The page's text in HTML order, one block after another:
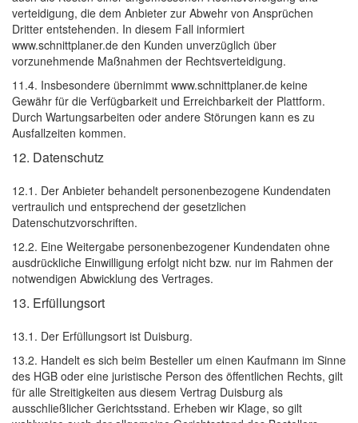
verteidigung, die dem Anbieter zur Abwehr von Ansprüchen
Dritter entstehenden. In diesem Fall informiert
www.schnittplaner.de den Kunden unverzüglich über
vorzunehmende Maßnahmen der Rechtsverteidigung.
11.4. Insbesondere übernimmt www.schnittplaner.de keine
Gewähr für die Verfügbarkeit und Erreichbarkeit der Plattform.
Durch Wartungsarbeiten oder andere Störungen kann es zu
Ausfallzeiten kommen.
12. Datenschutz
12.1. Der Anbieter behandelt personenbezogene Kundendaten
vertraulich und entsprechend der gesetzlichen
Datenschutzvorschriften.
12.2. Eine Weitergabe personenbezogener Kundendaten ohne
ausdrückliche Einwilligung erfolgt nicht bzw. nur im Rahmen der
notwendigen Abwicklung des Vertrages.
13. Erfüllungsort
13.1. Der Erfüllungsort ist Duisburg.
13.2. Handelt es sich beim Besteller um einen Kaufmann im Sinne
des HGB oder eine juristische Person des öffentlichen Rechts, gilt
für alle Streitigkeiten aus diesem Vertrag Duisburg als
ausschließlicher Gerichtsstand. Erheben wir Klage, so gilt